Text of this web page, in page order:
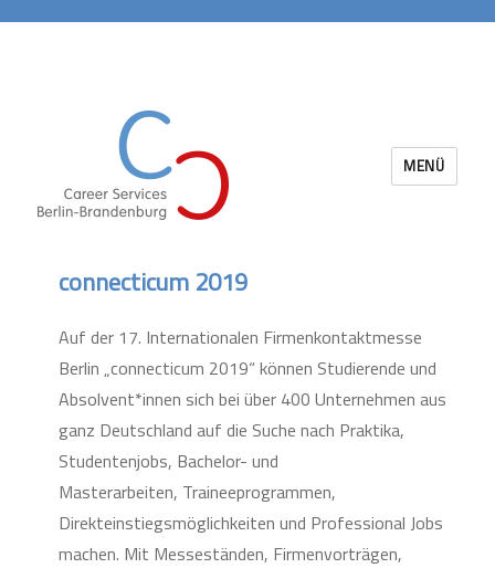
MENÜ
connecticum 2019
Auf der 17. Internationalen Firmenkontaktmesse
Berlin „connecticum 2019“ können Studierende und
Absolvent*innen sich bei über 400 Unternehmen aus
ganz Deutschland auf die Suche nach Praktika,
Studentenjobs, Bachelor- und
Masterarbeiten, Traineeprogrammen,
Direkteinstiegsmöglichkeiten und Professional Jobs
machen. Mit Messeständen, Firmenvorträgen,